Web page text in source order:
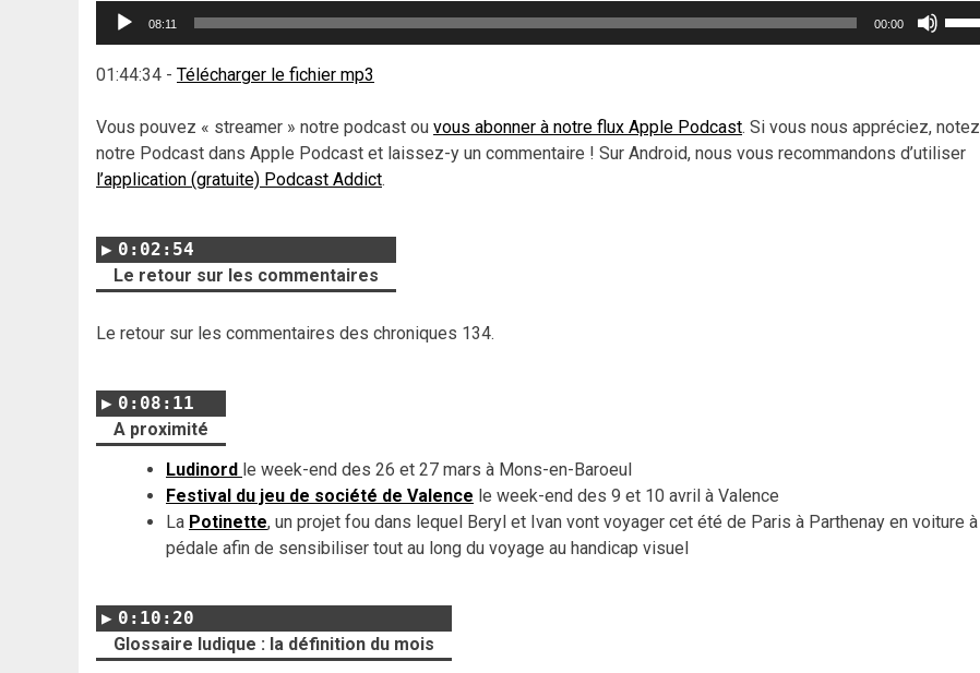
Lecteur
08:11 00:00
pour
01:44:34 - Télécharger le fichier mp3
Vous pouvez « streamer » notre podcast ou vous abonner à notre flux Apple Podcast. Si vous nous appréciez, notez
notre Podcast dans Apple Podcast et laissez-y un commentaire ! Sur Android, nous vous recommandons d’utiliser
l’application (gratuite) Podcast Addict.
0:02:54
Le retour sur les commentaires
Le retour sur les commentaires des chroniques 134.
0:08:11
A proximité
Ludinord le week-end des 26 et 27 mars à Mons-en-Baroeul
Festival du jeu de société de Valence le week-end des 9 et 10 avril à Valence
La Potinette, un projet fou dans lequel Beryl et Ivan vont voyager cet été de Paris à Parthenay en voiture à
pédale afin de sensibiliser tout au long du voyage au handicap visuel
0:10:20
Glossaire ludique : la définition du mois